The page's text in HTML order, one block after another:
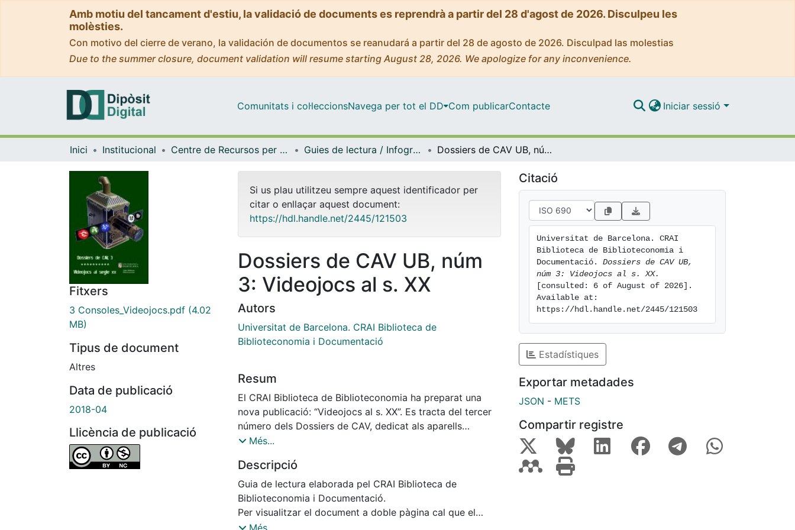
Amb motiu del tancament d'estiu, la validació de documents es reprendrà a partir del 28 d'agost de 2026. Disculpeu les
molèsties.
Con motivo del cierre de verano, la validación de documentos se reanudará a partir del 28 de agosto de 2026. Disculpad las molestias
Due to the summer closure, document validation will resume starting August 28, 2026. We apologize for any inconvenience.
Comunitats i col·leccionsNavega per tot el DD Com publicarContacte Iniciar sessió
Inici Institucional Centre de Recursos per a l'Aprenentatge i la Investigació (CRAI-UB) - Institucional Guies de lectura / Infografies / Recomanacions (CRAI-UB) Dossiers de CAV UB, núm 3: Videojocs al s. XX
Fitxers
3 Consoles_Videojocs.pdf (4.02
MB)
Tipus de document
Altres
Data de publicació
2018-04
Llicència de publicació
Si us plau utilitzeu sempre aquest identificador per
citar o enllaçar aquest document:
https://hdl.handle.net/2445/121503
Dossiers de CAV UB, núm
3: Videojocs al s. XX
Autors
Universitat de Barcelona. CRAI Biblioteca de
Biblioteconomia i Documentació
Resum
El CRAI Biblioteca de Biblioteconomia ha preparat una
nova publicació: “Videojocs al s. XX”. Es tracta del tercer
número dels Dossiers de CAV, dedicat als aparells
d’entreteniment domèstic i vol oferir una mirada ràpida,
microordinadors. Degut a la quantitat de material
disponible sobre la qüestió, aquest dossier només cobreix
els anys compresos entre 1962 i 2000. Cada fotografia
conté un enllaç a una llista de vídeos útils sobre l’aparell
corresponent que podeu veure en el nostre canal de
Més...
Descripció
Guia de lectura elaborada pel CRAI Biblioteca de
Biblioteconomia i Documentació.
Per visualitzar el document a doble pàgina cal que el
descarregueu.
Citació
Universitat de Barcelona. CRAI
Biblioteca de Biblioteconomia i
Documentació. Dossiers de CAV UB,
núm 3: Videojocs al s. XX.
[consulted: 6 of August of 2026].
Available at:
https://hdl.handle.net/2445/121503
Estadístiques
Exportar metadades
JSON - METS
Compartir registre